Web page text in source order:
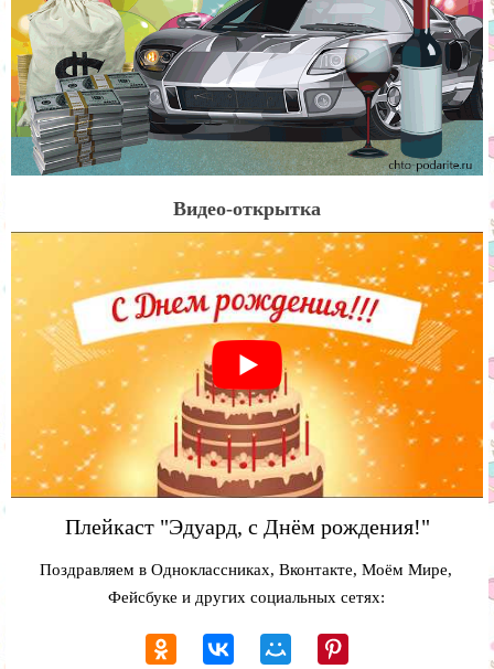
Видео-открытка
Плейкаст "Эдуард, с Днём рождения!"
Поздравляем в Одноклассниках, Вконтакте, Моём Мире,
Фейсбуке и других социальных сетях: